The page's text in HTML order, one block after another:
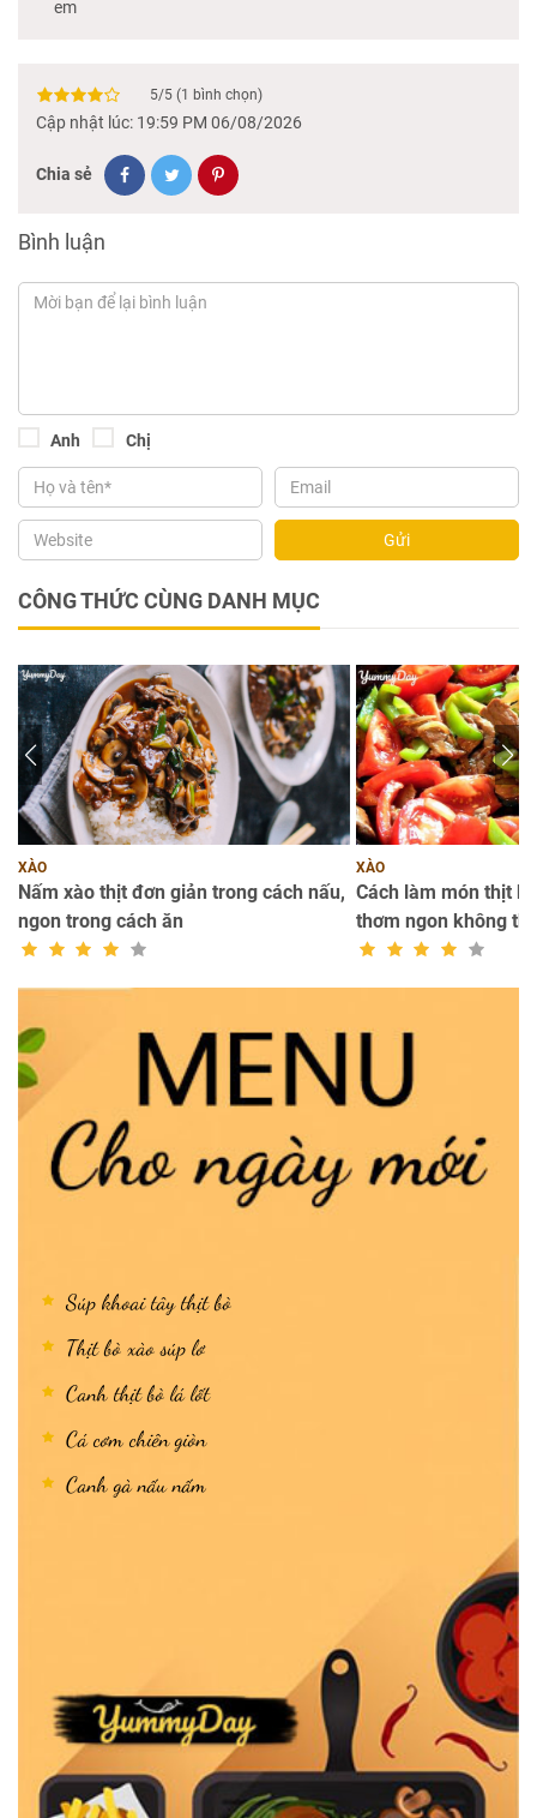
em
5/5 (1 bình chọn)
Cập nhật lúc: 19:59 PM 06/08/2026
Chia sẻ
Bình luận
Anh Chị
Gửi
CÔNG THỨC CÙNG DANH MỤC
XÀO
Nấm xào thịt đơn giản trong cách nấu,
ngon trong cách ăn
XÀO
Cách làm món thịt
thơm ngon không
Súp khoai tây thịt bò
Thịt bò xào súp lơ
Canh thịt bò lá lốt
Cá cơm chiên giòn
Canh gà nấu nấm